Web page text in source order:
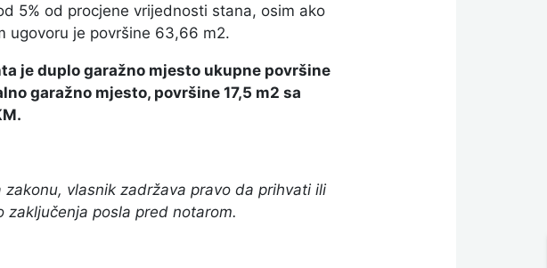
5% od procjene vrijednosti stana, osim ako
ugovoru je površine 63,66 m2.
je duplo garažno mjesto ukupne površine
garažno mjesto, površine 17,5 m2 sa
vlasnik zadržava pravo da prihvati ili
posla pred notarom.